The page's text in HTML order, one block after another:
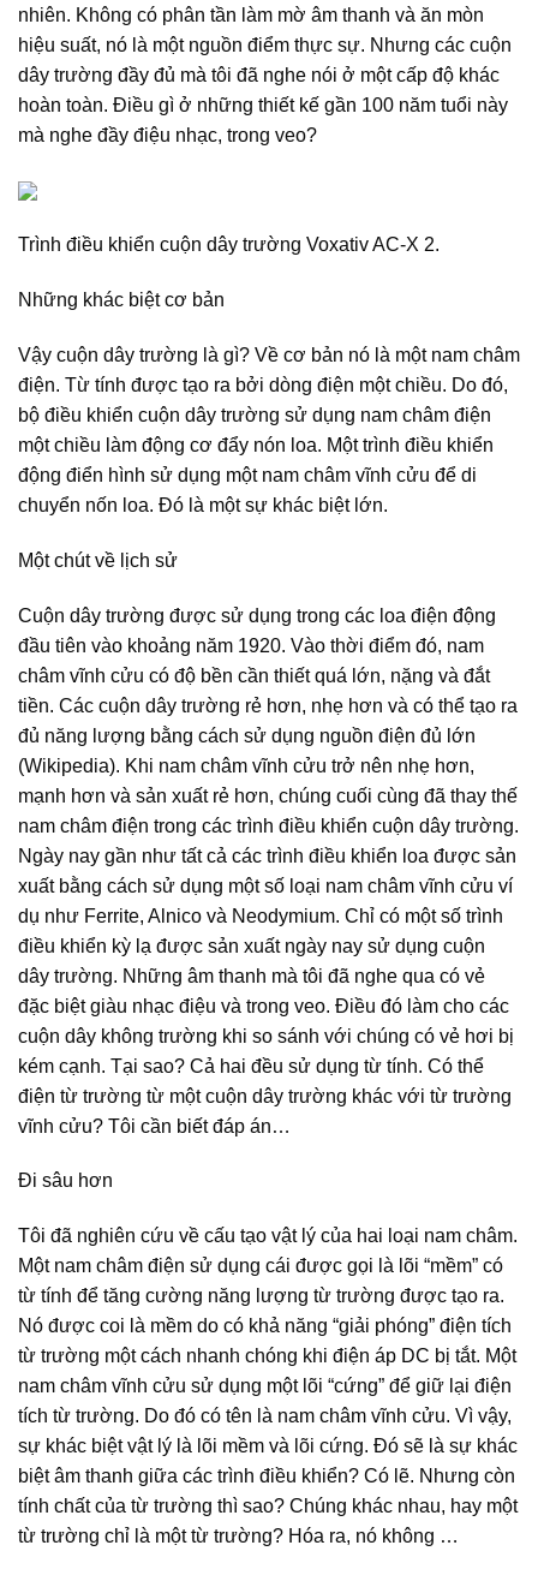
nhiên. Không có phân tần làm mờ âm thanh và ăn mòn
hiệu suất, nó là một nguồn điểm thực sự. Nhưng các cuộn
dây trường đầy đủ mà tôi đã nghe nói ở một cấp độ khác
hoàn toàn. Điều gì ở những thiết kế gần 100 năm tuổi này
mà nghe đầy điệu nhạc, trong veo?
Trình điều khiển cuộn dây trường Voxativ AC-X 2.
Những khác biệt cơ bản
Vậy cuộn dây trường là gì? Về cơ bản nó là một nam châm
điện. Từ tính được tạo ra bởi dòng điện một chiều. Do đó,
bộ điều khiển cuộn dây trường sử dụng nam châm điện
một chiều làm động cơ đẩy nón loa. Một trình điều khiển
động điển hình sử dụng một nam châm vĩnh cửu để di
chuyển nốn loa. Đó là một sự khác biệt lớn.
Một chút về lịch sử
Cuộn dây trường được sử dụng trong các loa điện động
đầu tiên vào khoảng năm 1920. Vào thời điểm đó, nam
châm vĩnh cửu có độ bền cần thiết quá lớn, nặng và đắt
tiền. Các cuộn dây trường rẻ hơn, nhẹ hơn và có thể tạo ra
đủ năng lượng bằng cách sử dụng nguồn điện đủ lớn
(Wikipedia). Khi nam châm vĩnh cửu trở nên nhẹ hơn,
mạnh hơn và sản xuất rẻ hơn, chúng cuối cùng đã thay thế
nam châm điện trong các trình điều khiển cuộn dây trường.
Ngày nay gần như tất cả các trình điều khiển loa được sản
xuất bằng cách sử dụng một số loại nam châm vĩnh cửu ví
dụ như Ferrite, Alnico và Neodymium. Chỉ có một số trình
điều khiển kỳ lạ được sản xuất ngày nay sử dụng cuộn
dây trường. Những âm thanh mà tôi đã nghe qua có vẻ
đặc biệt giàu nhạc điệu và trong veo. Điều đó làm cho các
cuộn dây không trường khi so sánh với chúng có vẻ hơi bị
kém cạnh. Tại sao? Cả hai đều sử dụng từ tính. Có thể
điện từ trường từ một cuộn dây trường khác với từ trường
vĩnh cửu? Tôi cần biết đáp án…
Đi sâu hơn
Tôi đã nghiên cứu về cấu tạo vật lý của hai loại nam châm.
Một nam châm điện sử dụng cái được gọi là lõi “mềm” có
từ tính để tăng cường năng lượng từ trường được tạo ra.
Nó được coi là mềm do có khả năng “giải phóng” điện tích
từ trường một cách nhanh chóng khi điện áp DC bị tắt. Một
nam châm vĩnh cửu sử dụng một lõi “cứng” để giữ lại điện
tích từ trường. Do đó có tên là nam châm vĩnh cửu. Vì vậy,
sự khác biệt vật lý là lõi mềm và lõi cứng. Đó sẽ là sự khác
biệt âm thanh giữa các trình điều khiển? Có lẽ. Nhưng còn
tính chất của từ trường thì sao? Chúng khác nhau, hay một
từ trường chỉ là một từ trường? Hóa ra, nó không …